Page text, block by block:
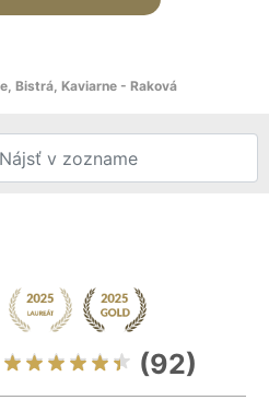
Bistrá, Kaviarne - Raková
(92)